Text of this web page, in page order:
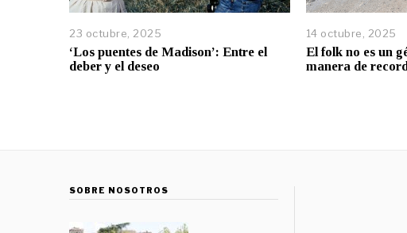
23 octubre, 2025
‘Los puentes de Madison’: Entre el
deber y el deseo
14 octubre, 2025
El folk no es un
manera de
SOBRE NOSOTROS